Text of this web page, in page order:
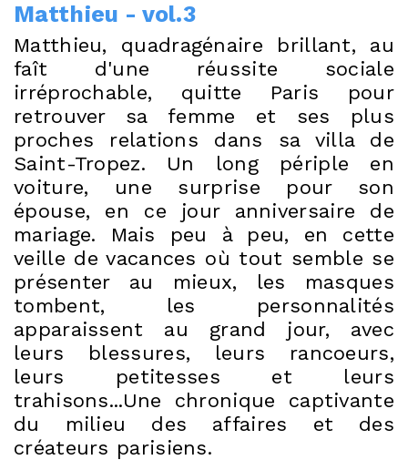
Matthieu - vol.3
Matthieu, quadragénaire brillant, au
faît d'une réussite sociale
irréprochable, quitte Paris pour
retrouver sa femme et ses plus
proches relations dans sa villa de
Saint-Tropez. Un long périple en
voiture, une surprise pour son
épouse, en ce jour anniversaire de
mariage. Mais peu à peu, en cette
veille de vacances où tout semble se
présenter au mieux, les masques
tombent, les personnalités
apparaissent au grand jour, avec
leurs blessures, leurs rancoeurs,
leurs petitesses et leurs
trahisons...Une chronique captivante
du milieu des affaires et des
créateurs parisiens.